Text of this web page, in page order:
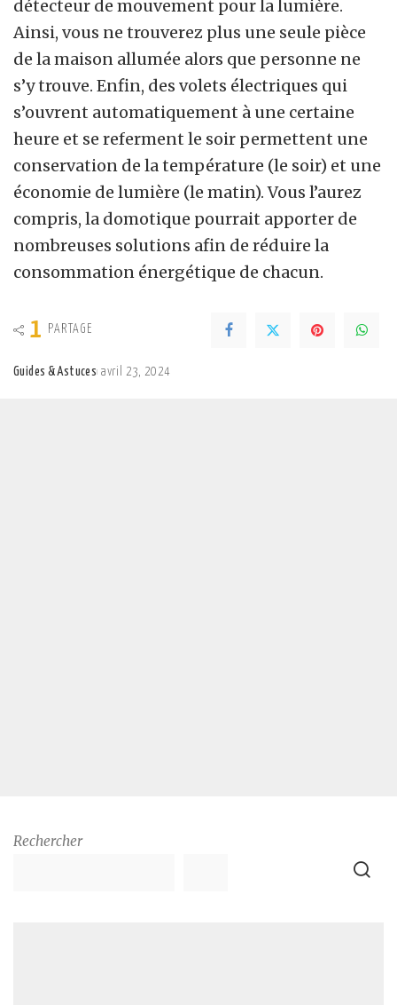
détecteur de mouvement pour la lumière.
Ainsi, vous ne trouverez plus une seule pièce
de la maison allumée alors que personne ne
s’y trouve. Enfin, des volets électriques qui
s’ouvrent automatiquement à une certaine
heure et se referment le soir permettent une
conservation de la température (le soir) et une
économie de lumière (le matin). Vous l’aurez
compris, la domotique pourrait apporter de
nombreuses solutions afin de réduire la
consommation énergétique de chacun.
1 PARTAGE
Guides & Astuces avril 23, 2024
Rechercher